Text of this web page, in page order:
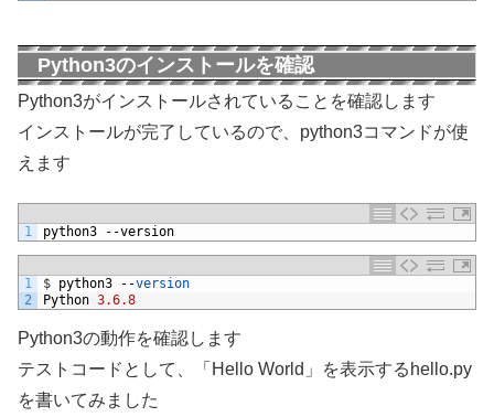
Python3のインストールを確認
Python3がインストールされていることを確認します
インストールが完了しているので、python3コマンドが使
えます
1 python3 --version
1
2
$ python3 --version
Python 3.6.8
Python3の動作を確認します
テストコードとして、「Hello World」を表示するhello.py
を書いてみました